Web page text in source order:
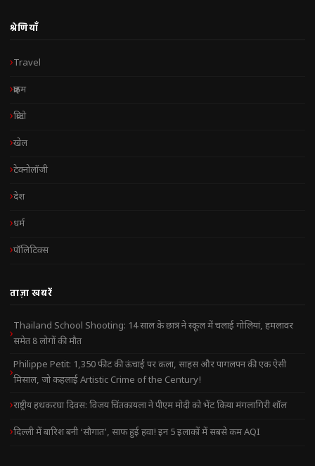
श्रेणियाँ
Travel
क्राइम
क्रिप्टो
खेल
टेक्नोलॉजी
देश
धर्म
पॉलिटिक्स
ताज़ा खबरें
Thailand School Shooting: 14 साल के छात्र ने स्कूल में चलाई गोलियां, हमलावर
समेत 8 लोगों की मौत
Philippe Petit: 1,350 फीट की ऊंचाई पर कला, साहस और पागलपन की एक ऐसी
मिसाल, जो कहलाई Artistic Crime of the Century!
राष्ट्रीय हथकरघा दिवस: विजय चिंतकायला ने पीएम मोदी को भेंट किया मंगलागिरी शॉल
दिल्ली में बारिश बनी ‘सौगात’, साफ हुई हवा! इन 5 इलाकों में सबसे कम AQI